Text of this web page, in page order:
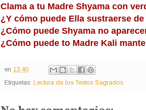
Clama a tu Madre Shyama con
¿Y cómo puede Ella sustraerse de
¿Cómo puede Shyama no
¿Cómo puede to Madre Kali
en 13:40
Etiquetas: Lectura de los Textos Sagrados